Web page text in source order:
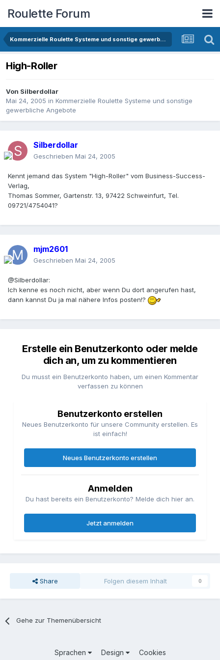
Roulette Forum
Kommerzielle Roulette Systeme und sonstige gewerbliche Angebote
High-Roller
Von Silberdollar
Mai 24, 2005 in Kommerzielle Roulette Systeme und sonstige
gewerbliche Angebote
Silberdollar
Geschrieben Mai 24, 2005
Kennt jemand das System "High-Roller" vom Business-Success-
Verlag,
Thomas Sommer, Gartenstr. 13, 97422 Schweinfurt, Tel.
09721/4754041?
mjm2601
Geschrieben Mai 24, 2005
@Silberdollar:
Ich kenne es noch nicht, aber wenn Du dort angerufen hast,
dann kannst Du ja mal nähere Infos posten!?
Erstelle ein Benutzerkonto oder melde
dich an, um zu kommentieren
Du musst ein Benutzerkonto haben, um einen Kommentar
verfassen zu können
Benutzerkonto erstellen
Neues Benutzerkonto für unsere Community erstellen. Es
ist einfach!
Neues Benutzerkonto erstellen
Anmelden
Du hast bereits ein Benutzerkonto? Melde dich hier an.
Jetzt anmelden
Share Folgen diesem Inhalt 0
Gehe zur Themenübersicht
Sprachen Design Cookies